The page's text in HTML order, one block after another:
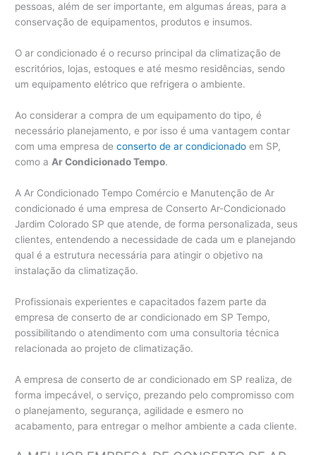
pessoas, além de ser importante, em algumas áreas, para a
conservação de equipamentos, produtos e insumos.
O ar condicionado é o recurso principal da climatização de
escritórios, lojas, estoques e até mesmo residências, sendo
um equipamento elétrico que refrigera o ambiente.
Ao considerar a compra de um equipamento do tipo, é
necessário planejamento, e por isso é uma vantagem contar
com uma empresa deconserto de ar condicionado em SP,
como a Ar Condicionado Tempo.
A Ar Condicionado Tempo Comércio e Manutenção de Ar
condicionado é uma empresa de Conserto Ar-Condicionado
Jardim Colorado SP que atende, de forma personalizada, seus
clientes, entendendo a necessidade de cada um e planejando
qual é a estrutura necessária para atingir o objetivo na
instalação da climatização.
Profissionais experientes e capacitados fazem parte da
empresa de conserto de ar condicionado em SP Tempo,
possibilitando o atendimento com uma consultoria técnica
relacionada ao projeto de climatização.
A empresa de conserto de ar condicionado em SP realiza, de
forma impecável, o serviço, prezando pelo compromisso com
o planejamento, segurança, agilidade e esmero no
acabamento, para entregar o melhor ambiente a cada cliente.